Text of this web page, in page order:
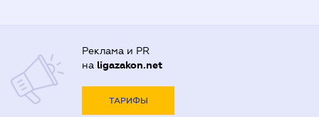
Реклама и PR
на ligazakon.net
ТАРИФЫ